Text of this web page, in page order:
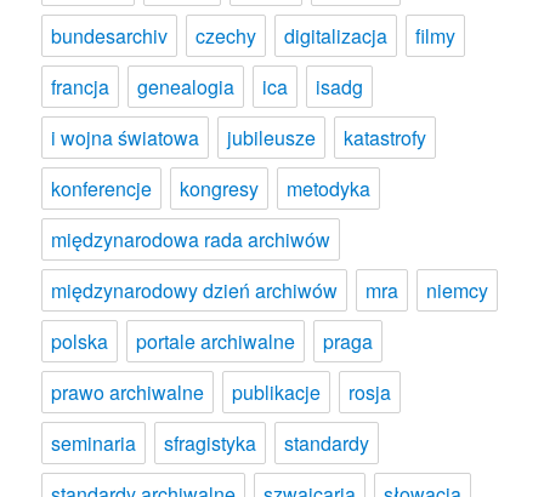
bundesarchiv
czechy digitalizacja
filmy
francja
genealogia ica
isadg
i wojna światowa
jubileusze
katastrofy
konferencje
kongresy
metodyka
międzynarodowa rada archiwów
międzynarodowy dzień archiwów
mra
niemcy
polska
portale archiwalne
praga
prawo archiwalne
publikacje
rosja
seminaria
sfragistyka
standardy